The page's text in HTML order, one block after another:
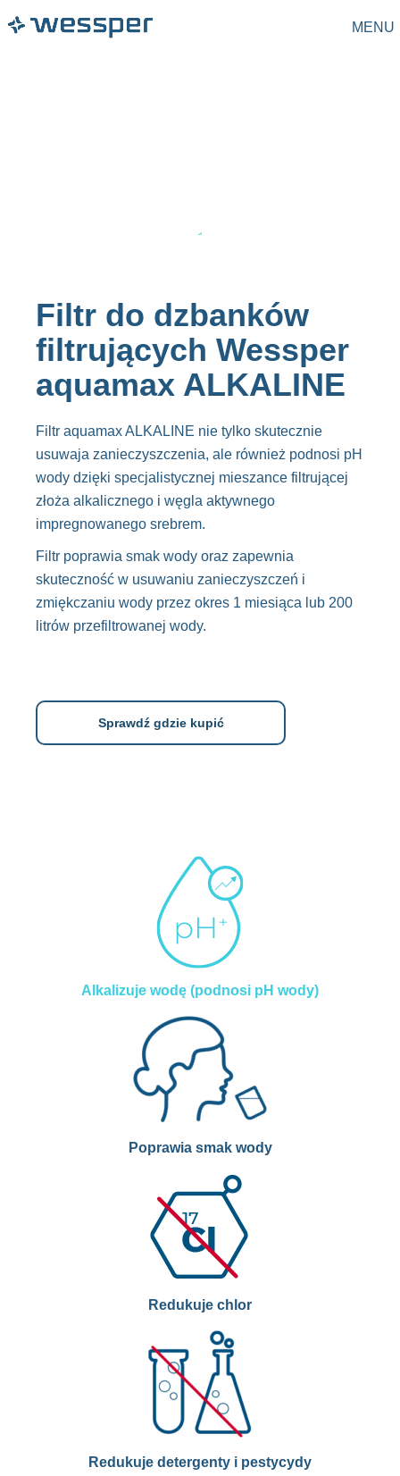
MENU
Filtr do dzbanków
filtrujących Wessper
aquamax ALKALINE
Filtr aquamax ALKALINE nie tylko skutecznie
usuwaja zanieczyszczenia, ale również podnosi pH
wody dzięki specjalistycznej mieszance filtrującej
złoża alkalicznego i węgla aktywnego
impregnowanego srebrem.
Filtr poprawia smak wody oraz zapewnia
skuteczność w usuwaniu zanieczyszczeń i
zmiękczaniu wody przez okres 1 miesiąca lub 200
litrów przefiltrowanej wody.
Sprawdź gdzie kupić
Alkalizuje wodę (podnosi pH wody)
Poprawia smak wody
Redukuje chlor
Redukuje detergenty i pestycydy